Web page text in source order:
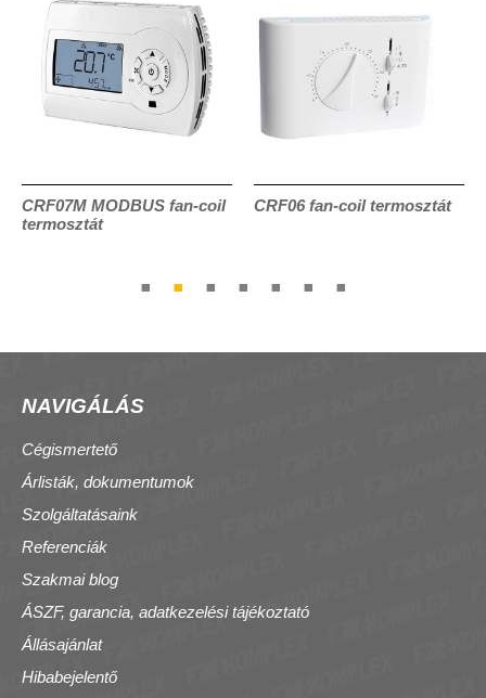
CRF07M MODBUS fan-coil
termosztát
CRF06 fan-coil termosztát
NAVIGÁLÁS
Cégismertető
Árlisták, dokumentumok
Szolgáltatásaink
Referenciák
Szakmai blog
ÁSZF, garancia, adatkezelési tájékoztató
Állásajánlat
Hibabejelentő